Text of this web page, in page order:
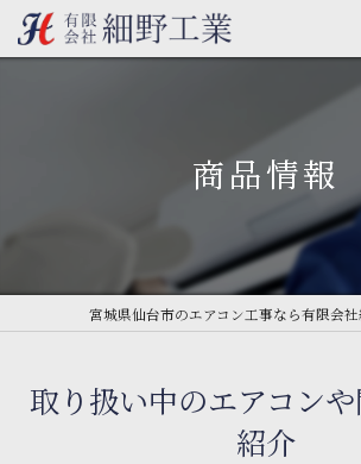
商品情報
宮城県仙台市のエアコン工事なら有限会
取り扱い中のエアコン
紹介